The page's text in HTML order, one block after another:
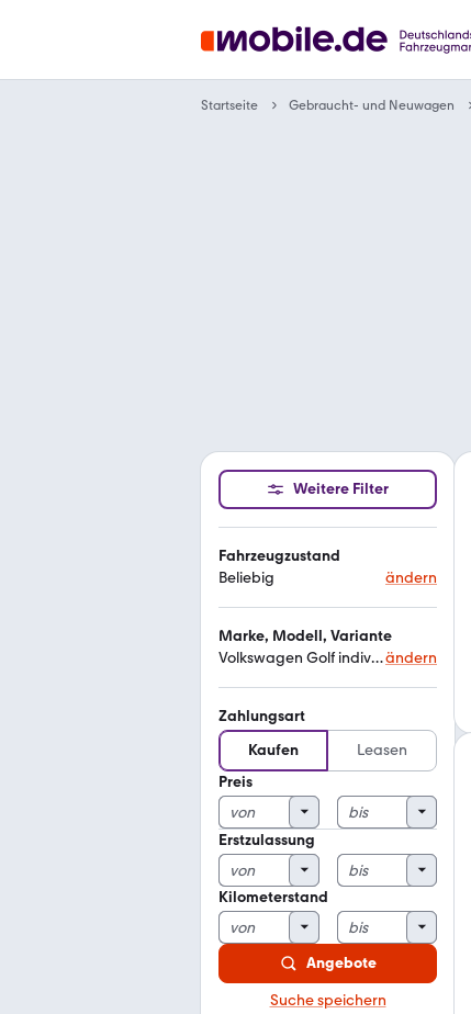
Startseite Gebraucht- und Neuwagen
Weitere Filter
Fahrzeugzustand
Beliebig
ändern
Marke, Modell, Variante
Volkswagen Golf individualändern
Zahlungsart
Kaufen
Leasen
Preis
Erstzulassung
Kilometerstand
Angebote
Suche speichern